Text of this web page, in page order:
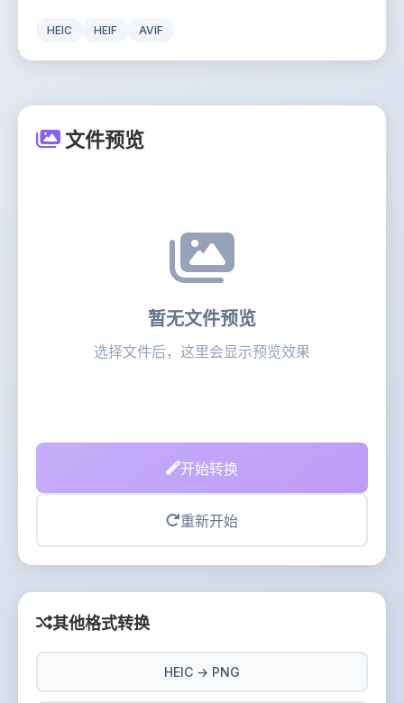
HEIC HEIF AVIF
文件预览
暂无文件预览
选择文件后，这里会显示预览效果
开始转换
重新开始
其他格式转换
HEIC → PNG